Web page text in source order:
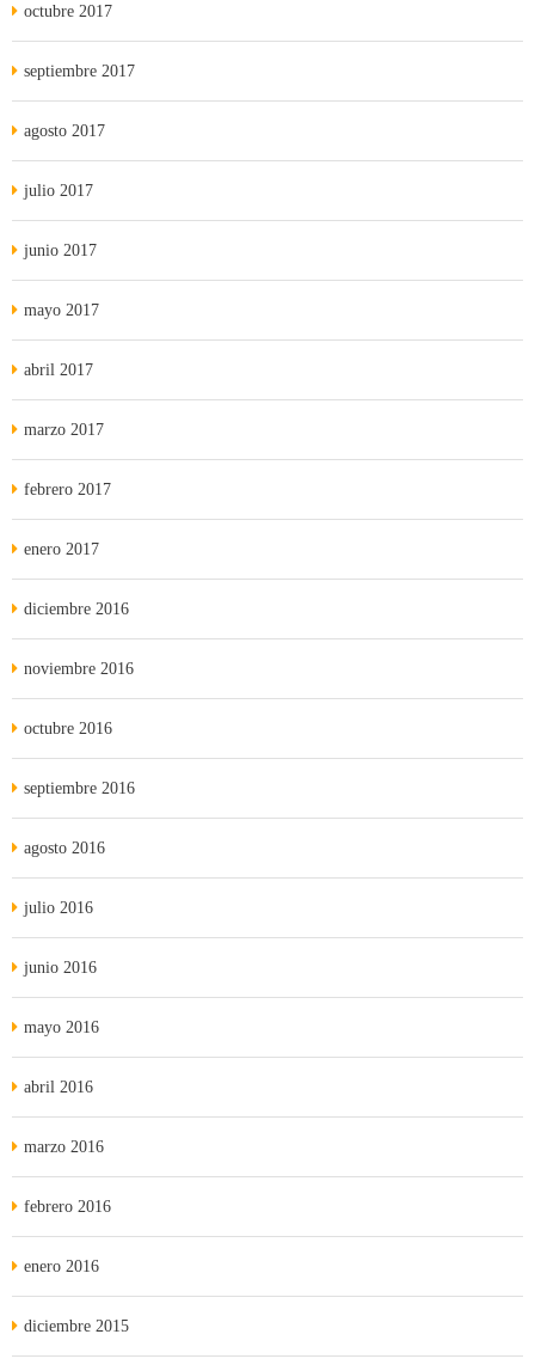
octubre 2017
septiembre 2017
agosto 2017
julio 2017
junio 2017
mayo 2017
abril 2017
marzo 2017
febrero 2017
enero 2017
diciembre 2016
noviembre 2016
octubre 2016
septiembre 2016
agosto 2016
julio 2016
junio 2016
mayo 2016
abril 2016
marzo 2016
febrero 2016
enero 2016
diciembre 2015